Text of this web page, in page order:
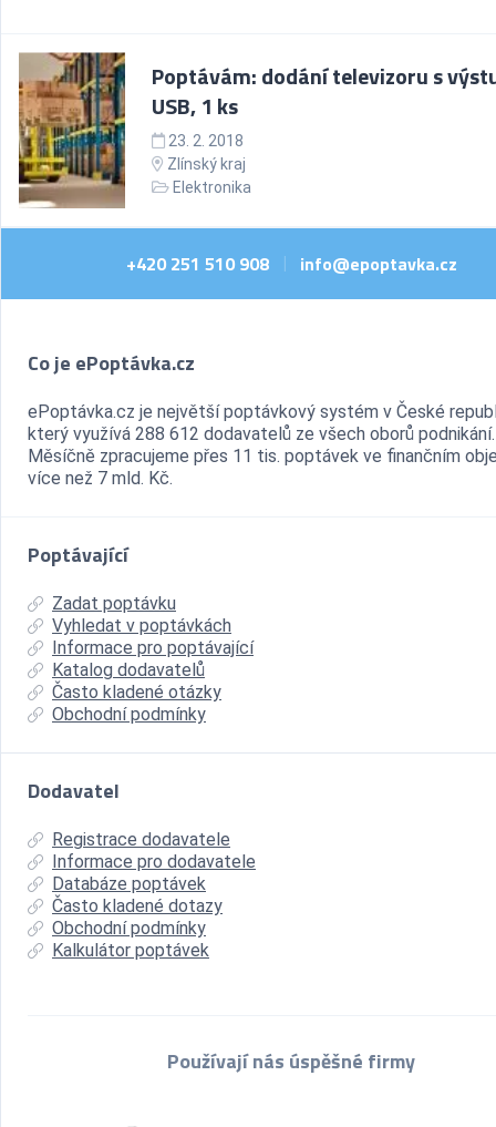
Poptávám: dodání televizoru s
USB, 1 ks
23. 2. 2018
Zlínský kraj
Elektronika
+420 251 510 908 | info@epoptavka.cz
Co je ePoptávka.cz
ePoptávka.cz je největší poptávkový systém v České
který využívá 288 612 dodavatelů ze všech oborů podnikání.
Měsíčně zpracujeme přes 11 tis. poptávek ve finančním
více než 7 mld. Kč.
Poptávající
Zadat poptávku
Vyhledat v poptávkách
Informace pro poptávající
Katalog dodavatelů
Často kladené otázky
Obchodní podmínky
Dodavatel
Registrace dodavatele
Informace pro dodavatele
Databáze poptávek
Často kladené dotazy
Obchodní podmínky
Kalkulátor poptávek
Používají nás úspěšné firmy